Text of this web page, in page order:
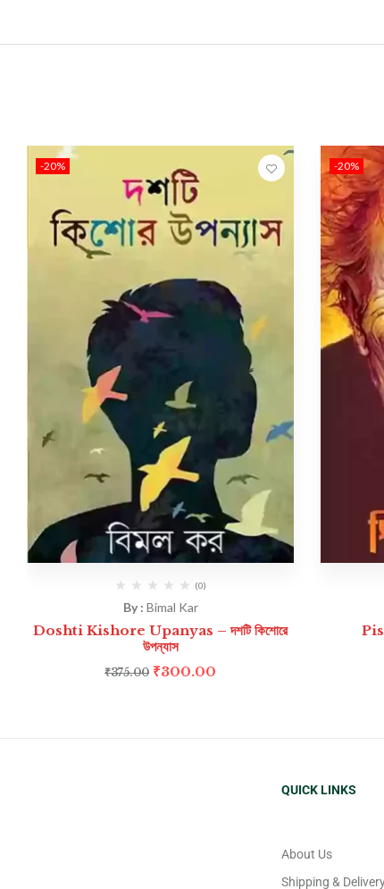
-20%
(0)
By : Bimal Kar
Doshti Kishore Upanyas – দশটি কিশোরে
উপন্যাস
₹375.00 ₹300.00
-20%
QUICK LINKS
About Us
Shipping &